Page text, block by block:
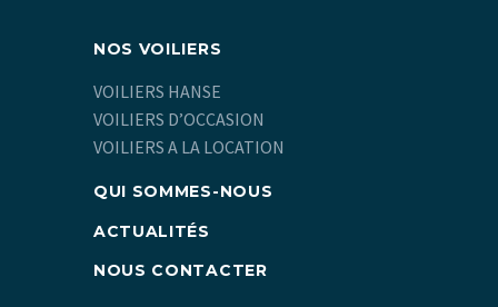
NOS VOILIERS
VOILIERS HANSE
VOILIERS D’OCCASION
VOILIERS A LA LOCATION
QUI SOMMES-NOUS
ACTUALITÉS
NOUS CONTACTER